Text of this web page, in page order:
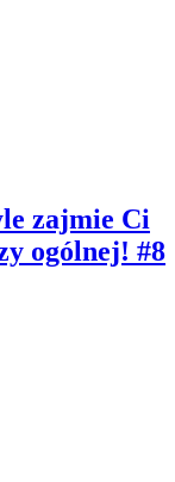
zajmie Ci
ogólnej! #8